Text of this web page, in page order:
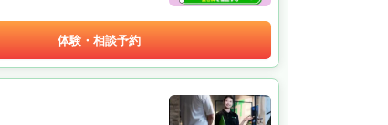
体験・相談予約